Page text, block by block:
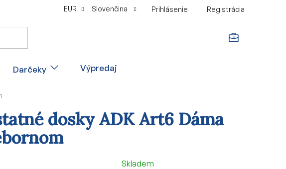
EUR Slovenčina Prihlásenie Registrácia
Darčeky Výpredaj
dosky ADK Art6 Dáma
Skladem